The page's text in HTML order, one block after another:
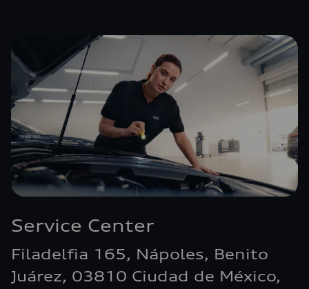
Service Center
Filadelfia 165, Nápoles, Benito
Juárez, 03810 Ciudad de México,